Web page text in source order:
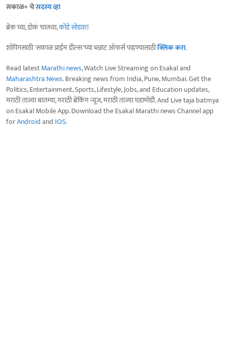
सकाळ+ चेसदस्य व्हा
ब्रेक घ्या, डोकं चालवा,कोडे सोडवा!
शॉपिंगसाठी 'सकाळ प्राईम डील्स'च्या भन्नाट ऑफर्स पाहण्यासाठीक्लिक करा.
Read latestMarathi news, Watch Live Streaming on Esakal and
Maharashtra News. Breaking news from India, Pune, Mumbai. Get the
Politics, Entertainment, Sports, Lifestyle, Jobs, and Education updates,
मराठी ताज्या बातम्या, मराठी ब्रेकिंग न्यूज, मराठी ताज्या घडामोडी. And Live taja batmya
on Esakal Mobile App. Download the Esakal Marathi news Channel app
forAndroidand IOS.